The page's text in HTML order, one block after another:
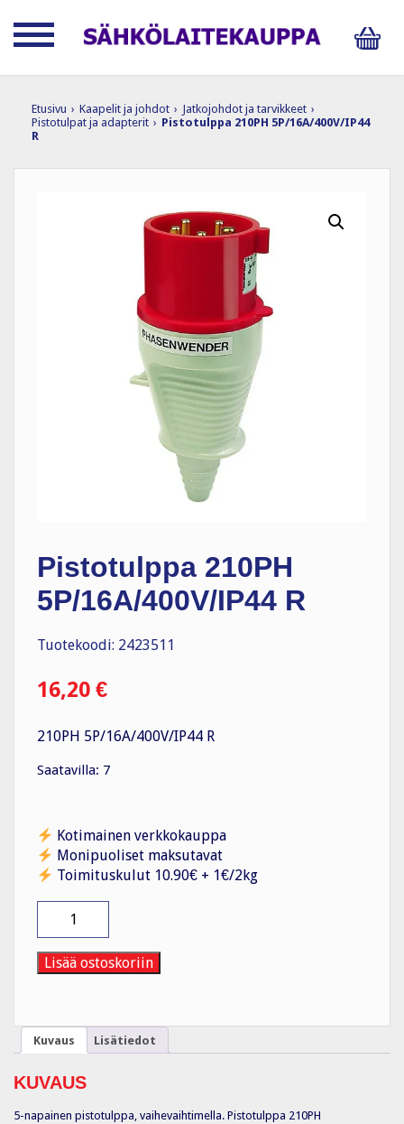
Etusivu › Kaapelit ja johdot › Jatkojohdot ja tarvikkeet ›
Pistotulpat ja adapterit › Pistotulppa 210PH 5P/16A/400V/IP44
R
Pistotulppa 210PH
5P/16A/400V/IP44 R
Tuotekoodi: 2423511
16,20 €
210PH 5P/16A/400V/IP44 R
Saatavilla: 7
Kotimainen verkkokauppa
Monipuoliset maksutavat
Toimituskulut 10.90€ + 1€/2kg
210PH
5P/16A/400V/IP44
määrä
Lisää ostoskoriin
Kuvaus Lisätiedot
KUVAUS
5-napainen pistotulppa, vaihevaihtimella. Pistotulppa 210PH